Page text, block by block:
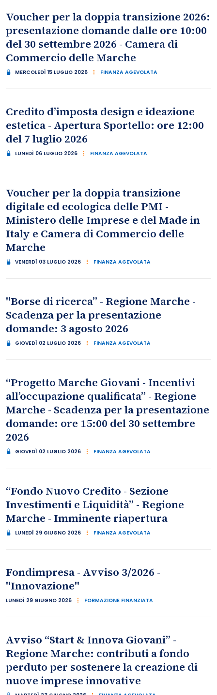
Voucher per la doppia transizione 2026:
presentazione domande dalle ore 10:00
del 30 settembre 2026 - Camera di
Commercio delle Marche
MERCOLEDÌ 15 LUGLIO 2026 FINANZA AGEVOLATA
Credito d’imposta design e ideazione
estetica - Apertura Sportello: ore 12:00
del 7 luglio 2026
LUNEDÌ 06 LUGLIO 2026 FINANZA AGEVOLATA
Voucher per la doppia transizione
digitale ed ecologica delle PMI -
Ministero delle Imprese e del Made in
Italy e Camera di Commercio delle
Marche
VENERDÌ 03 LUGLIO 2026 FINANZA AGEVOLATA
"Borse di ricerca” - Regione Marche -
Scadenza per la presentazione
domande: 3 agosto 2026
GIOVEDÌ 02 LUGLIO 2026 FINANZA AGEVOLATA
“Progetto Marche Giovani - Incentivi
all’occupazione qualificata” - Regione
Marche - Scadenza per la presentazione
domande: ore 15:00 del 30 settembre
2026
GIOVEDÌ 02 LUGLIO 2026 FINANZA AGEVOLATA
“Fondo Nuovo Credito - Sezione
Investimenti e Liquidità” - Regione
Marche - Imminente riapertura
LUNEDÌ 29 GIUGNO 2026 FINANZA AGEVOLATA
Fondimpresa - Avviso 3/2026 -
"Innovazione"
LUNEDÌ 29 GIUGNO 2026 FORMAZIONE FINANZIATA
Avviso “Start & Innova Giovani” -
Regione Marche: contributi a fondo
perduto per sostenere la creazione di
nuove imprese innovative